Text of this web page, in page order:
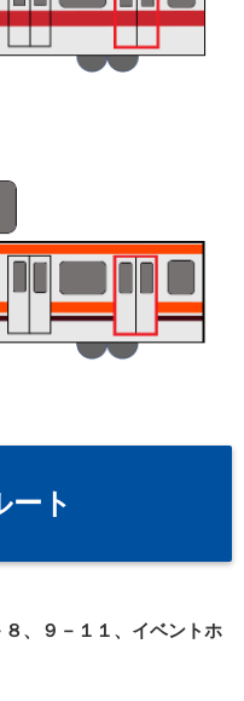
ート
、９－１１、イベントホ